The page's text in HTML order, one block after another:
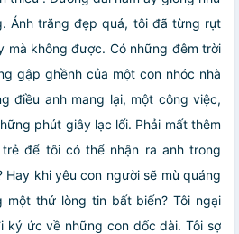
Ánh trăng đẹp quá, tôi đã từng rụt
mà không được. Có những đêm trời
gập ghềnh của một con nhóc nhà
điều anh mang lại, một công việc,
phút giây lạc lối. Phải mất thêm
để tôi có thể nhận ra anh trong
khi yêu con người sẽ mù quáng
một thứ lòng tin bất biến? Tôi ngại
ký ức về những con dốc dài. Tôi sợ